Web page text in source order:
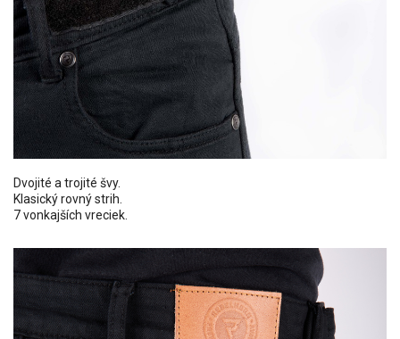
Dvojité a trojité švy.
Klasický rovný strih.
7 vonkajších vreciek.